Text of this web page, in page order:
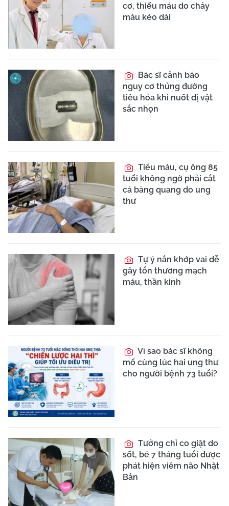
cơ, thiếu máu do chảy
máu kéo dài
Bác sĩ cảnh báo
nguy cơ thủng đường
tiêu hóa khi nuốt dị vật
sắc nhọn
Tiểu máu, cụ ông 85
tuổi không ngờ phải cắt
cả bàng quang do ung
thư
Tự ý nắn khớp vai dễ
gây tổn thương mạch
máu, thần kinh
Vì sao bác sĩ không
mổ cùng lúc hai ung thư
cho người bệnh 73 tuổi?
Tưởng chỉ co giật do
sốt, bé 7 tháng tuổi được
phát hiện viêm não Nhật
Bản